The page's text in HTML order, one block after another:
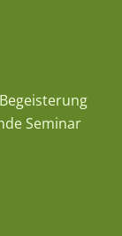
Seminar